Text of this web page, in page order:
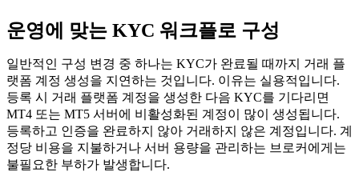
운영에 맞는 KYC 워크플로 구성
일반적인 구성 변경 중 하나는 KYC가 완료될 때까지 거래 플
랫폼 계정 생성을 지연하는 것입니다. 이유는 실용적입니다.
등록 시 거래 플랫폼 계정을 생성한 다음 KYC를 기다리면
MT4 또는 MT5 서버에 비활성화된 계정이 많이 생성됩니다.
등록하고 인증을 완료하지 않아 거래하지 않은 계정입니다. 계
정당 비용을 지불하거나 서버 용량을 관리하는 브로커에게는
불필요한 부하가 발생합니다.